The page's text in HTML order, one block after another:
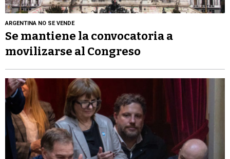
ARGENTINA NO SE VENDE
Se mantiene la convocatoria a
movilizarse al Congreso